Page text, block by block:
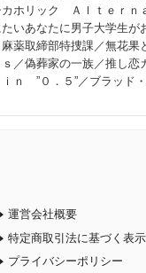
カホリック Ａｌｔｅｒ
いあなたに男子大学生が
薬取締部特捜課／無花果
偽葬家の一族／推し恋
”０．５”／ブラッド・
運営会社概要
特定商取引法に基づく表示
プライバシーポリシー